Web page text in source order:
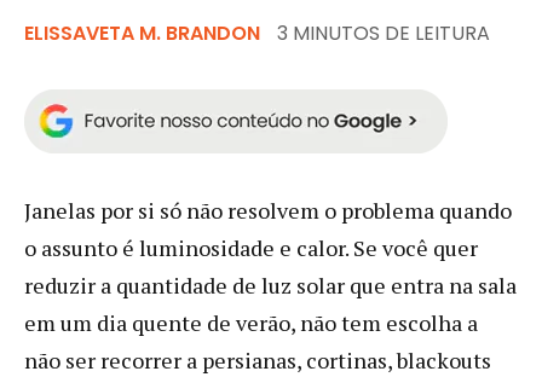
ELISSAVETA M. BRANDON 3 MINUTOS DE LEITURA
Janelas por si só não resolvem o problema quando
o assunto é luminosidade e calor. Se você quer
reduzir a quantidade de luz solar que entra na sala
em um dia quente de verão, não tem escolha a
não ser recorrer a persianas, cortinas, blackouts